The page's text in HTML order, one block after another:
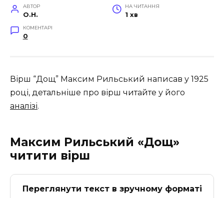
АВТОР
O.H.
НА ЧИТАННЯ
1 хв
КОМЕНТАРІ
0
Вірш “Дощ” Максим Рильський написав у 1925
році, детальніше про вірш читайте у його
аналізі.
Максим Рильський «Дощ»
читити вірш
Переглянути текст в зручному форматі